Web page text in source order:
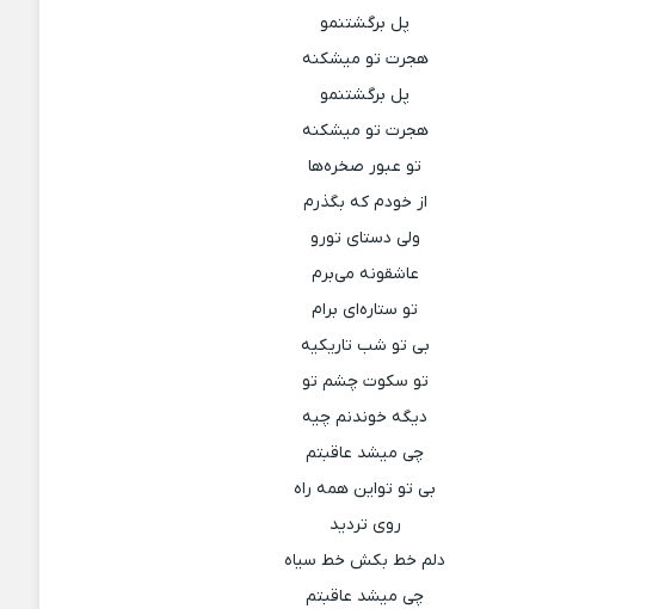
پل برگشتنمو
هجرت تو میشکنه
پل برگشتنمو
هجرت تو میشکنه
تو عبور صخره‌ها
از خودم که بگذرم
ولی دستای تورو
عاشقونه می‌برم
تو ستاره‌ای برام
بی تو شب تاریکیه
تو سکوت چشم تو
دیگه خوندنم چیه
چی میشد عاقبتم
بی تو تواین همه راه
روی تردید
دلم خط بکش خط سیاه
چی میشد عاقبتم